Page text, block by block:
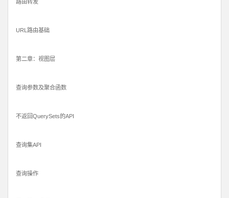
路由转发
URL路由基础
第二章：视图层
查询参数及聚合函数
不返回QuerySets的API
查询集API
查询操作